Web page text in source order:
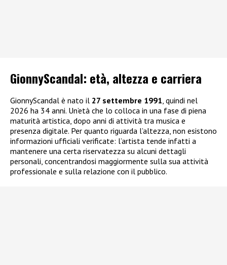
GionnyScandal: età, altezza e carriera
GionnyScandal è nato il 27 settembre 1991 , quindi nel
2026 ha 34 anni. Un’età che lo colloca in una fase di piena
maturità artistica, dopo anni di attività tra musica e
presenza digitale. Per quanto riguarda l’altezza, non esistono
informazioni ufficiali verificate: l’artista tende infatti a
mantenere una certa riservatezza su alcuni dettagli
personali, concentrandosi maggiormente sulla sua attività
professionale e sulla relazione con il pubblico.